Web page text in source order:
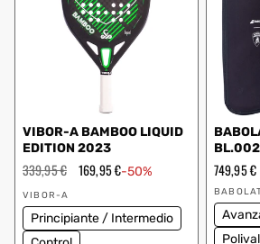
VIBOR-A BAMBOO LIQUID
EDITION 2023
Prezzo
regolare
339,95 € Prezzo
scontato
169,95 €-50%
Fornitore:
VIBOR-A
Principiante / Intermedio
Prezzo
regolare
749,95 €